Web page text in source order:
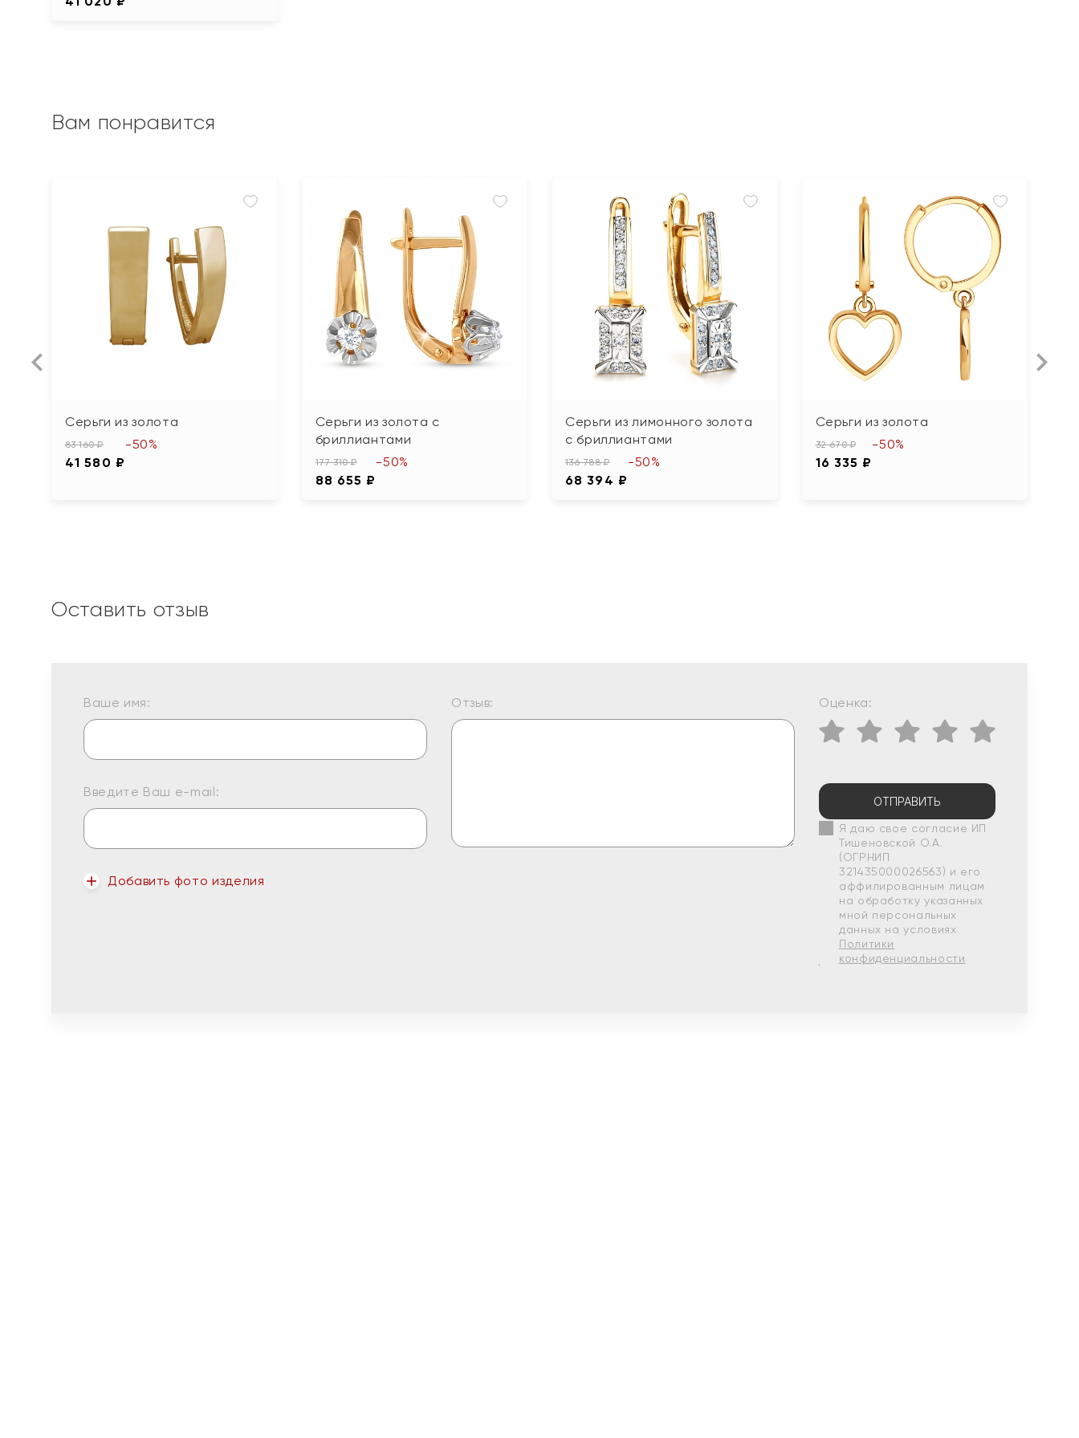
Вам понравится
Серьги из золота
83 160 ₽
41 580 ₽
-50%
Серьги из золота с
бриллиантами
177 310 ₽
88 655 ₽
-50%
Серьги из лимонного золота
с бриллиантами
136 788 ₽
68 394 ₽
-50%
Серьги из золота
32 670 ₽
16 335 ₽
-50%
Оставить отзыв
Ваше имя:
Введите Ваш e-mail:
Добавить фото изделия
Отзыв: Оценка:
ОТПРАВИТЬ
Я даю свое согласие ИП
Тишеновской О.А.
(ОГРНИП
321435000026563) и его
аффилированным лицам
на обработку указанных
мной персональных
данных на условиях
Политики
конфиденциальности